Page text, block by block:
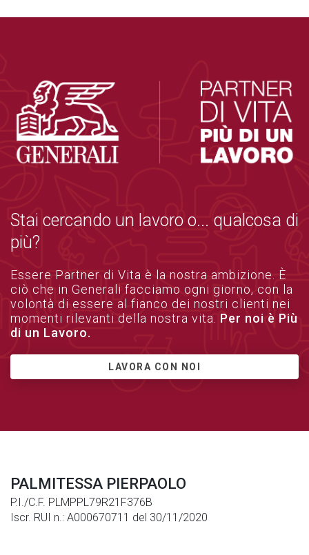
Stai cercando un lavoro o... qualcosa di
più?
Essere Partner di Vita è la nostra ambizione. È
ciò che in Generali facciamo ogni giorno, con la
volontà di essere al fianco dei nostri clienti nei
momenti rilevanti della nostra vita. Per noi è Più
di un Lavoro.
LAVORA CON NOI
PALMITESSA PIERPAOLO
P.I./C.F. PLMPPL79R21F376B
Iscr. RUI n.: A000670711 del 30/11/2020